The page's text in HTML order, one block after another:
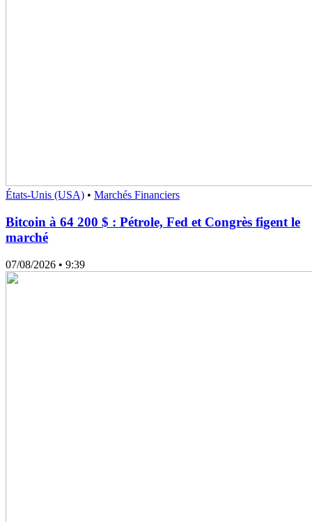
États-Unis (USA) • Marchés Financiers
Bitcoin à 64 200 $ : Pétrole, Fed et Congrès figent le
marché
07/08/2026 • 9:39